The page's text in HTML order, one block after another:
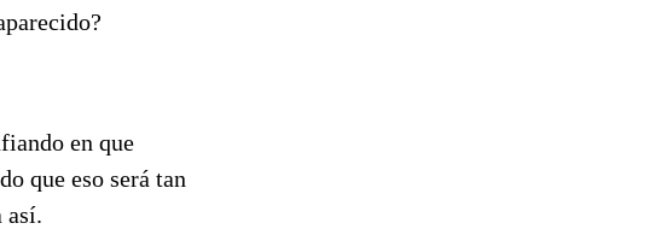
en que
que eso será tan
así.